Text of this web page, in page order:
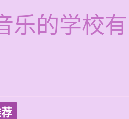
乐的学校